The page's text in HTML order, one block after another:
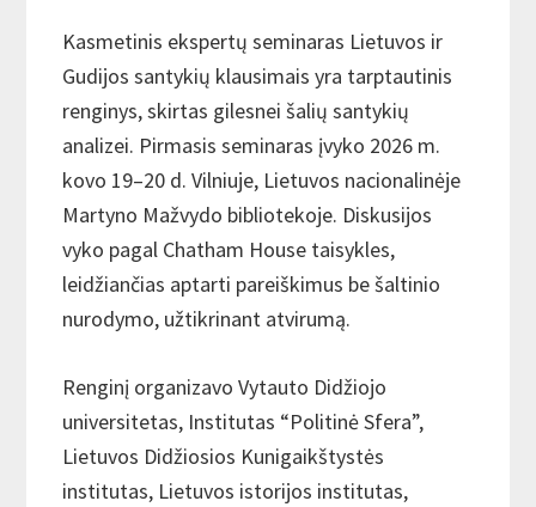
Kasmetinis ekspertų seminaras Lietuvos ir
Gudijos santykių klausimais yra tarptautinis
renginys, skirtas gilesnei šalių santykių
analizei. Pirmasis seminaras įvyko 2026 m.
kovo 19–20 d. Vilniuje, Lietuvos nacionalinėje
Martyno Mažvydo bibliotekoje. Diskusijos
vyko pagal Chatham House taisykles,
leidžiančias aptarti pareiškimus be šaltinio
nurodymo, užtikrinant atvirumą.
Renginį organizavo Vytauto Didžiojo
universitetas, Institutas “Politinė Sfera”,
Lietuvos Didžiosios Kunigaikštystės
institutas, Lietuvos istorijos institutas,